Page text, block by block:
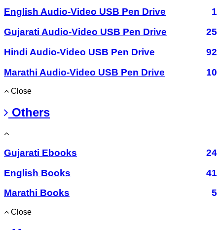
English Audio-Video USB Pen Drive
1
Gujarati Audio-Video USB Pen Drive
25
Hindi Audio-Video USB Pen Drive
92
Marathi Audio-Video USB Pen Drive
10
Close
Others
Gujarati Ebooks
24
English Books
41
Marathi Books
5
Close